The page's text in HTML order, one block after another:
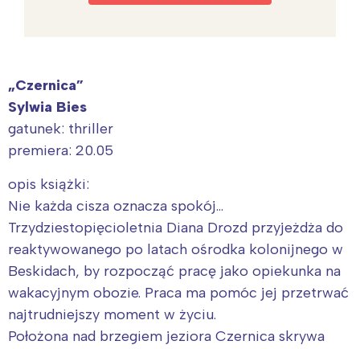
„Czernica”
Sylwia Bies
gatunek: thriller
premiera: 20.05
opis książki:
Nie każda cisza oznacza spokój…
Trzydziestopięcioletnia Diana Drozd przyjeżdża do
reaktywowanego po latach ośrodka kolonijnego w
Beskidach, by rozpocząć pracę jako opiekunka na
wakacyjnym obozie. Praca ma pomóc jej przetrwać
najtrudniejszy moment w życiu.
Położona nad brzegiem jeziora Czernica skrywa